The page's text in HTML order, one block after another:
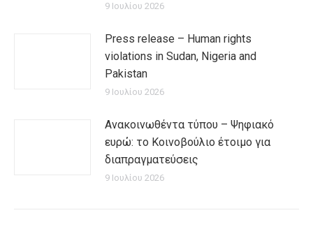
9 Ιουλίου 2026
Press release – Human rights
violations in Sudan, Nigeria and
Pakistan
9 Ιουλίου 2026
Ανακοινωθέντα τύπου – Ψηφιακό
ευρώ: το Κοινοβούλιο έτοιμο για
διαπραγματεύσεις
9 Ιουλίου 2026